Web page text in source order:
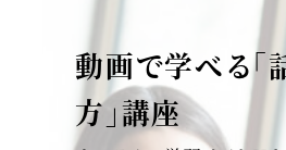
動画で学べる「
方」講座